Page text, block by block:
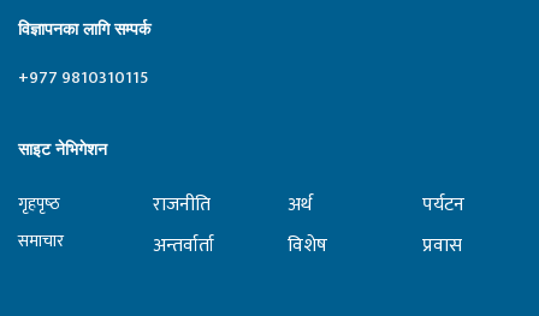
विज्ञापनका लागि सम्पर्क
+977 9810310115
साइट नेभिगेशन
गृहपृष्‍ठ
समाचार
राजनीति
अन्तर्वार्ता
अर्थ
विशेष
पर्यटन
प्रवास